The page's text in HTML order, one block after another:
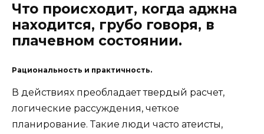
Что происходит, когда аджна
находится, грубо говоря, в
плачевном состоянии.
Рациональность и практичность.
В действиях преобладает твердый расчет,
логические рассуждения, четкое
планирование. Такие люди часто атеисты,